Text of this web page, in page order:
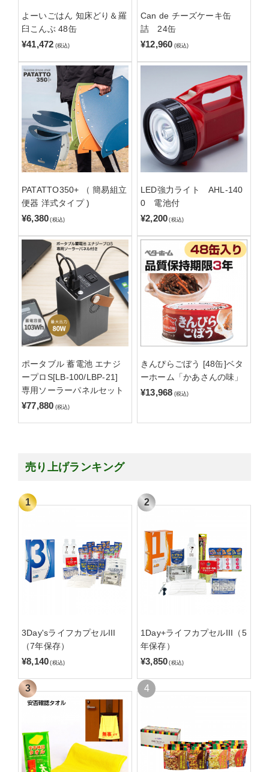
よーいごはん 知床どり＆羅
臼こんぶ 48缶
¥41,472 (税込)
Can de チーズケーキ缶
詰 24缶
¥12,960 (税込)
PATATTO350+ （ 簡易組立
便器 洋式タイプ )
¥6,380 (税込)
LED強力ライト AHL-140
0 電池付
¥2,200 (税込)
ポータブル 蓄電池 エナジ
ープロS[LB-100/LBP-21]
専用ソーラーパネルセット
¥77,880 (税込)
きんぴらごぼう [48缶]ベタ
ーホーム「かあさんの味」
¥13,968 (税込)
売り上げランキング
3Day'sライフカプセルIII
（7年保存）
¥8,140 (税込)
1Day+ライフカプセルIII（5
年保存）
¥3,850 (税込)